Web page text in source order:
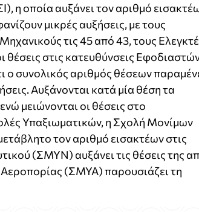
η οποία αυξάνει τον αριθμό
μικρές αυξήσεις, με τους
τις 45 από 43, τους
θέσεις στις κατευθύνσεις
συνολικός αριθμός θέσεων
Αυξάνονται κατά μία θέση τα
μειώνονται οι θέσεις στο
Υπαξιωματικών, η Σχολή Μονίμων
τον αριθμό εισακτέων στις
(ΣΜΥΝ) αυξάνει τις θέσεις της
(ΣΜΥΑ) παρουσιάζει τη